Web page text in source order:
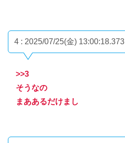
4 : 2025/07/25(金) 13:00:18.373
>>3
そうなの
まああるだけまし